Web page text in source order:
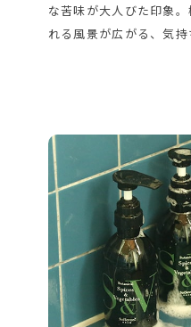
な苦味が大人びた印象
れる風景が広がる、気持